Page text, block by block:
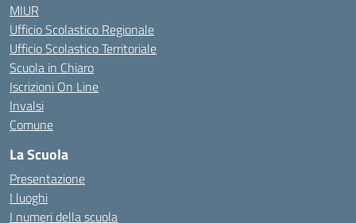
MIUR
Ufficio Scolastico Regionale
Ufficio Scolastico Territoriale
Scuola in Chiaro
Iscrizioni On Line
Invalsi
Comune
La Scuola
Presentazione
I luoghi
I numeri della scuola